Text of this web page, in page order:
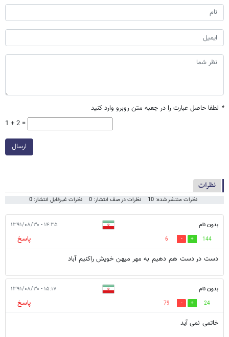
* لطفا حاصل عبارت را در جعبه متن روبرو وارد کنید
1 + 2 =
ارسال
نظرات
نظرات منتشر شده: 10 نظرات در صف انتشار: 0 نظرات غیرقابل انتشار: 0
بدون نام ۱۴:۳۵ - ۱۳۹۱/۰۸/۳۰
144
6
پاسخ
دست در دست هم دهیم به مهر میهن خویش راکنیم آباد
بدون نام ۱۵:۱۷ - ۱۳۹۱/۰۸/۳۰
24
79
پاسخ
خاتمی نمی آید